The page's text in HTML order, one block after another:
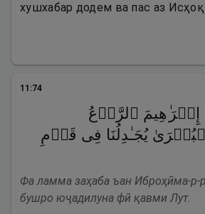
хушхабар додем ва пас аз
11 :74
ٰ⁠هِیمَ ٱلرَّوۡعُ
یُجَـٰدِلُنَا فِی قَوۡمِ
Фа ламма заҳаба ъан Иброҳӣма-р-
бушро юҷадилуна фӣ қавми Лут.